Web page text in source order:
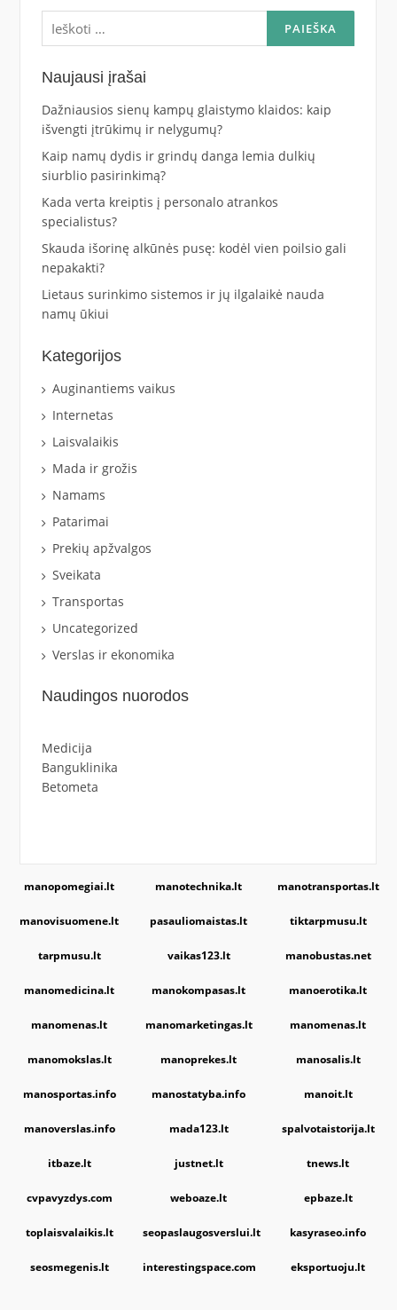
Ieškoti:
Naujausi įrašai
Dažniausios sienų kampų glaistymo klaidos: kaip
išvengti įtrūkimų ir nelygumų?
Kaip namų dydis ir grindų danga lemia dulkių
siurblio pasirinkimą?
Kada verta kreiptis į personalo atrankos
specialistus?
Skauda išorinę alkūnės pusę: kodėl vien poilsio gali
nepakakti?
Lietaus surinkimo sistemos ir jų ilgalaikė nauda
namų ūkiui
Kategorijos
Auginantiems vaikus
Internetas
Laisvalaikis
Mada ir grožis
Namams
Patarimai
Prekių apžvalgos
Sveikata
Transportas
Uncategorized
Verslas ir ekonomika
Naudingos nuorodos
Medicija
Banguklinika
Betometa
manopomegiai.lt manotechnika.lt manotransportas.lt
manovisuomene.lt pasauliomaistas.lt tiktarpmusu.lt
tarpmusu.lt vaikas123.lt manobustas.net
manomedicina.lt manokompasas.lt manoerotika.lt
manomenas.lt manomarketingas.lt manomenas.lt
manomokslas.lt manoprekes.lt manosalis.lt
manosportas.info manostatyba.info manoit.lt
manoverslas.info mada123.lt spalvotaistorija.lt
itbaze.lt justnet.lt tnews.lt
cvpavyzdys.com weboaze.lt epbaze.lt
toplaisvalaikis.lt seopaslaugosverslui.lt kasyraseo.info
seosmegenis.lt interestingspace.com eksportuoju.lt